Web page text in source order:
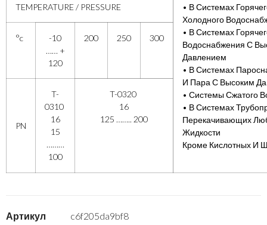
TEMPERATURE / PRESSURE
• В Системах
Холодного
• В Системах
Водоснабжения С
Давлением
• В Системах
И Пара С Высоким
• Системы Сжатого
• В Системах
Перекачивающих
Жидкости
Кроме Кислотных И
°c
-10
…… +
120
200 250 300
PN
T-
0310
16
15
………
100
T-0320
16
125 …….. 200
Артикул
c6f205da9bf8